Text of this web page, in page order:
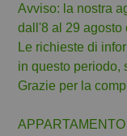
Avviso: la nostra agenzia resterà chiusa per ferie estive
dall'8 al 29 agosto
Le richieste di
in questo periodo,
Grazie per la